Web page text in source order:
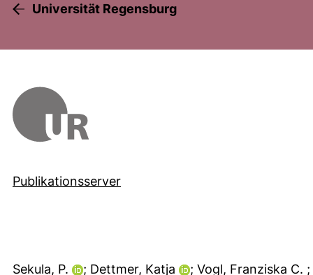
Universität Regensburg
Publikationsserver
Sekula, P. ; Dettmer, Katja ; Vogl, Franziska C.